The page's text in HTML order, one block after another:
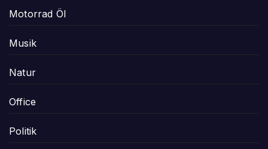
Motorrad Öl
Musik
Natur
Office
Politik